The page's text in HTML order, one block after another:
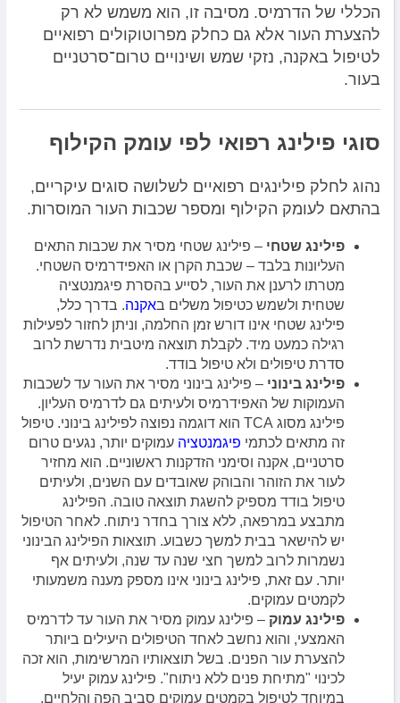
הכללי של הדרמיס. מסיבה זו, הוא משמש לא רק
להצערת העור אלא גם כחלק מפרוטוקולים רפואיים
לטיפול באקנה, נזקי שמש ושינויים טרום־סרטניים
בעור.
סוגי פילינג רפואי לפי עומק הקילוף
נהוג לחלק פילינגים רפואיים לשלושה סוגים עיקריים,
בהתאם לעומק הקילוף ומספר שכבות העור המוסרות.
פילינג שטחי – פילינג שטחי מסיר את שכבות התאים
העליונות בלבד – שכבת הקרן או האפידרמיס השטחי.
מטרתו לרענן את העור, לסייע בהסרת פיגמנטציה
שטחית ולשמש כטיפול משלים באקנה. בדרך כלל,
פילינג שטחי אינו דורש זמן החלמה, וניתן לחזור לפעילות
רגילה כמעט מיד. לקבלת תוצאה מיטבית נדרשת לרוב
סדרת טיפולים ולא טיפול בודד.
פילינג בינוני – פילינג בינוני מסיר את העור עד לשכבות
העמוקות של האפידרמיס ולעיתים גם לדרמיס העליון.
פילינג מסוג TCA הוא דוגמה נפוצה לפילינג בינוני. טיפול
זה מתאים לכתמי פיגמנטציה עמוקים יותר, נגעים טרום
סרטניים, אקנה וסימני הזדקנות ראשוניים. הוא מחזיר
לעור את הזוהר והבוהק שאובדים עם השנים, ולעיתים
טיפול בודד מספיק להשגת תוצאה טובה. הפילינג
מתבצע במרפאה, ללא צורך בחדר ניתוח. לאחר הטיפול
יש להישאר בבית למשך כשבוע. תוצאות הפילינג הבינוני
נשמרות לרוב למשך חצי שנה עד שנה, ולעיתים אף
יותר. עם זאת, פילינג בינוני אינו מספק מענה משמעותי
לקמטים עמוקים.
פילינג עמוק – פילינג עמוק מסיר את העור עד לדרמיס
האמצעי, והוא נחשב לאחד הטיפולים היעילים ביותר
להצערת עור הפנים. בשל תוצאותיו המרשימות, הוא זכה
לכינוי "מתיחת פנים ללא ניתוח". פילינג עמוק יעיל
במיוחד לטיפול בקמטים עמוקים סביב הפה והלחיים.